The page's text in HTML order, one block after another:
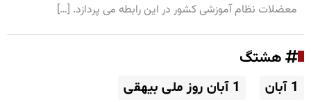
معضلات نظام آموزشی کشور در این رابطه می پردازد. […]
هشتگ
1 آبان
1 آبان روز ملی بیهقی